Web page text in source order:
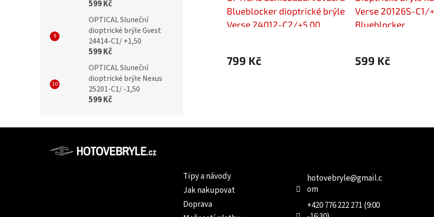
599 Kč
OPTICAL Sluneční
dioptrické brýle Gvest
24414-C1/ +1,50
599 Kč
OPTICAL Sluneční
dioptrické brýle Nexus
25201-C1/ -1,50
599 Kč
24002-C3 /+5,00
Blueblocker dioptrické brýle
Verse 24012-C2/+5,00
799 Kč
Verse 20126S-C1/
Blueblocker
599 Kč
Tipy a návody
Jak nakupovat
Doprava
hotovebryle@gmail.c
om
+420 776 222 271 (9:00